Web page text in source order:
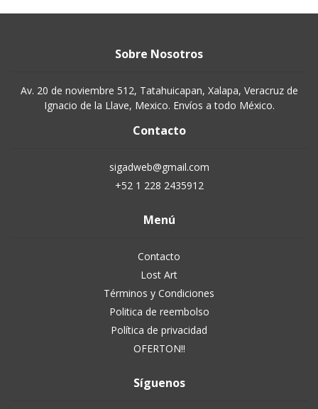
Sobre Nosotros
Av. 20 de noviembre 512, Tatahuicapan, Xalapa, Veracruz de
Ignacio de la Llave, Mexico. Envíos a todo México.
Contacto
sigadweb@gmail.com
+52 1 228 2435912
Menú
Contacto
Lost Art
Términos y Condiciones
Politica de reembolso
Política de privacidad
OFERTON!!
Síguenos